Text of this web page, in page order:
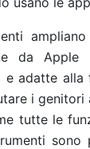
da Apple
adatte alla
i genitori
tutte le
sono